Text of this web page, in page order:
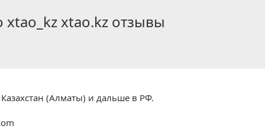
xtao.kz отзывы
(Алматы) и дальше в РФ.